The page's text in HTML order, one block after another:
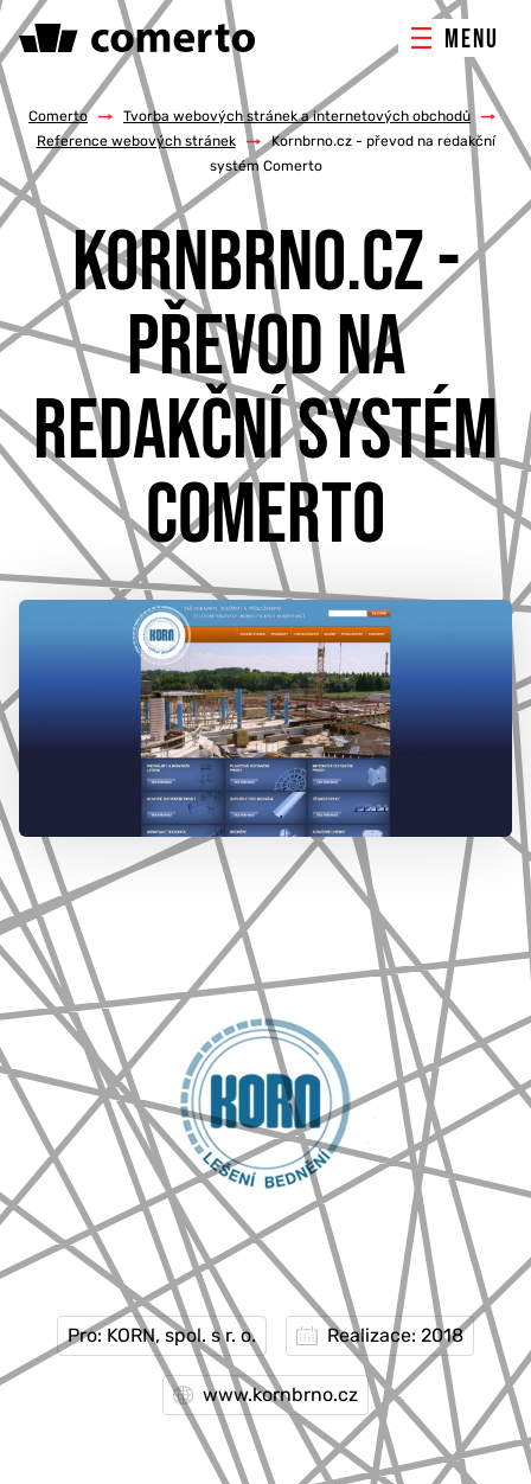
MENU
ONLINE MARKETING
TVORBA WEBU
PORADENSTVÍ & ŠKOLENÍ
REFERENCE
O NÁS
KONTAKTY
777 353 464
Comerto / Tvorba webových stránek a internetových obchodů
/
Reference webových stránek
/
Kornbrno.cz - převod na redakční
systém Comerto
KORNBRNO.CZ -
PŘEVOD NA
REDAKČNÍ SYSTÉM
COMERTO
Pro: KORN, spol. s r. o. Realizace: 2018
www.kornbrno.cz